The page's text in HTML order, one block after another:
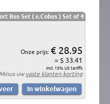
Bus Set ( e.Cobus ) Set of 4
Onze prijs: € 28.95
= $ 33.41
incl. 15% US tariffs
Minus uwvaste klanten korting